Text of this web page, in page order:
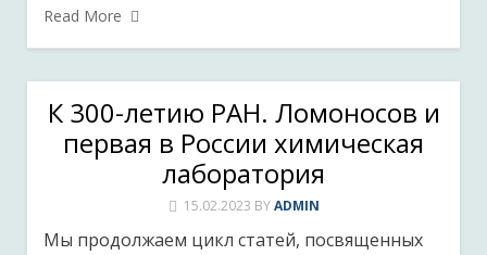
Read More
К 300-летию РАН. Ломоносов и
первая в России химическая
лаборатория
15.02.2023 BY ADMIN
Мы продолжаем цикл статей, посвященных